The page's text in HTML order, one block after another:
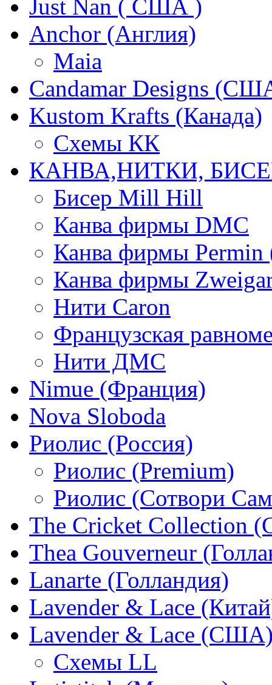
Just Nan ( США )
Anchor (Англия)
Maia
Candamar Designs
Kustom Krafts (Канада)
Схемы КК
КАНВА,НИТКИ,
Бисер Mill Hill
Канва фирмы DMC
Канва фирмы Permin
Канва фирмы
Нити Caron
Французская
Нити ДМС
Nimue (Франция)
Nova Sloboda
Риолис (Россия)
Риолис (Premium)
Риолис (Сотвори
The Cricket Collection
Thea Gouverneur
Lanarte (Голландия)
Lavender & Lace
Lavender & Lace
Схемы LL